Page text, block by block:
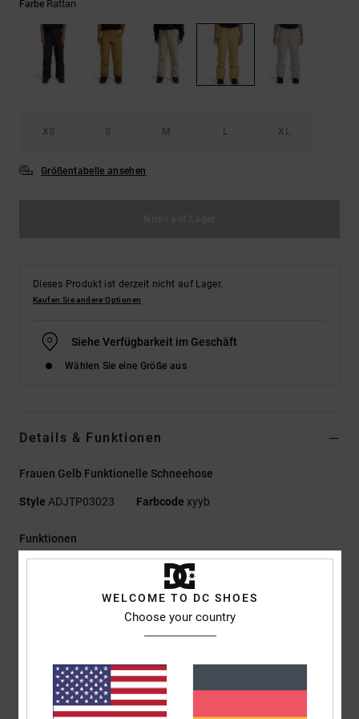
ansehen
Farbe Rattan
XS S M L XL
Größentabelle ansehen
Dieses Produkt ist derzeit nicht auf Lager.
Kaufen Sie andere Optionen
Siehe Verfügbarkeit im Geschäft
Wählen Sie eine Größe aus
Details & Funktionen
Frauen Gelb Funktionelle Schneehose
Style ADJTP03023 Farbcode xyyb
Funktionen
WEATHER DEFENSE 10 [10.000 mm, 5.000 g]
Black/Silver Lining/Rattan Farbgebung: Recyceltes
Futter:40 g Profill-Isolierung
Recyceltes Taft-Futter
C0 DWR Imprägnierung
WELCOME TO DC SHOES
Choose your country